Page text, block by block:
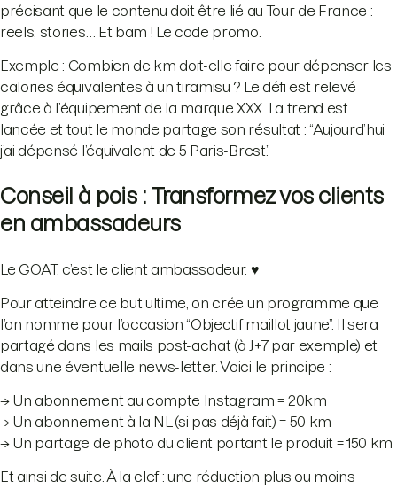
précisant que le contenu doit être lié au Tour de France :
reels, stories… Et bam ! Le code promo.
Exemple : Combien de km doit-elle faire pour dépenser les
calories équivalentes à un tiramisu ? Le défi est relevé
grâce à l’équipement de la marque XXX. La trend est
lancée et tout le monde partage son résultat : “Aujourd’hui
j’ai dépensé l’équivalent de 5 Paris-Brest.”
Conseil à pois : Transformez vos clients
en ambassadeurs
Le GOAT, c’est le client ambassadeur. ♥️
Pour atteindre ce but ultime, on crée un programme que
l’on nomme pour l’occasion “Objectif maillot jaune”. Il sera
partagé dans les mails post-achat (à J+7 par exemple) et
dans une éventuelle news-letter. Voici le principe :
→ Un abonnement au compte Instagram = 20km
→ Un abonnement à la NL (si pas déjà fait) = 50 km
→ Un partage de photo du client portant le produit = 150 km
Et ainsi de suite. À la clef : une réduction plus ou moins